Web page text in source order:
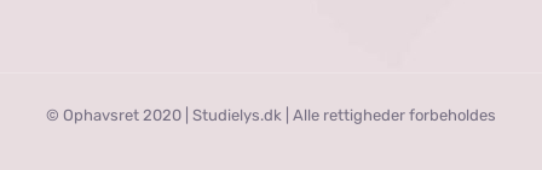
© Ophavsret 2020 | Studielys.dk | Alle rettigheder forbeholdes